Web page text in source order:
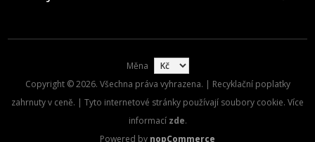
Měna
Copyright © 2026. Všechna práva vyhrazena. | Recyklační poplatky
zahrnuty v ceně. | Tyto internetové stránky používají soubory cookie. Více
informací zde.
Powered by nopCommerce